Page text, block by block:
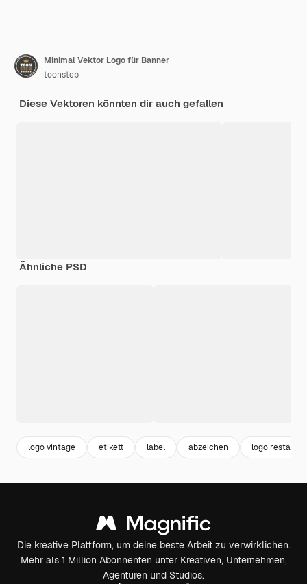
Minimal Vektor Logo für Banner
toonsteb
Diese Vektoren könnten dir auch gefallen
Ähnliche PSD
logo vintage etikett label abzeichen logo
Die kreative Plattform, um deine beste Arbeit zu verwirklichen.
Mehr als 1 Million Abonnenten unter Kreativen, Unternehmen,
Agenturen und Studios.